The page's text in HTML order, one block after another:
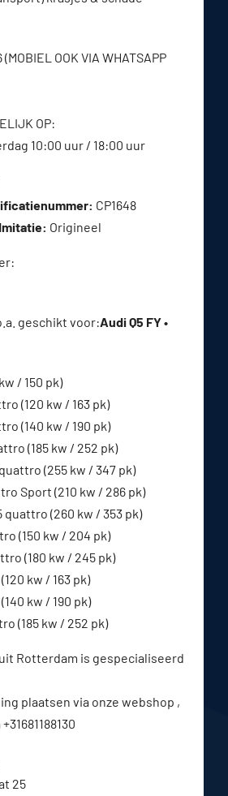
OOK VIA WHATSAPP
OP:
10:00 uur / 18:00 uur
CP1648
Origineel
geschikt voor:Audi Q5 FY •
/ 150 pk)
(120 kw / 163 pk)
(140 kw / 190 pk)
(185 kw / 252 pk)
quattro (255 kw / 347 pk)
Sport (210 kw / 286 pk)
quattro (260 kw / 353 pk)
(150 kw / 204 pk)
(180 kw / 245 pk)
kw / 163 pk)
kw / 190 pk)
(185 kw / 252 pk)
Rotterdam is gespecialiseerd
plaatsen via onze webshop ,
25